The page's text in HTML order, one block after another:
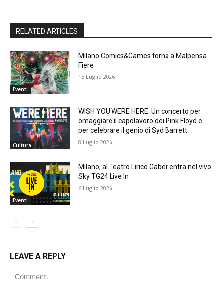
RELATED ARTICLES
Eventi
Milano Comics&Games torna a Malpensa
Fiere
15 Luglio 2026
Cultura
WISH YOU WERE HERE. Un concerto per
omaggiare il capolavoro dei Pink Floyd e
per celebrare il genio di Syd Barrett
8 Luglio 2026
Eventi
Milano, al Teatro Lirico Gaber entra nel vivo
Sky TG24 Live In
6 Luglio 2026
LEAVE A REPLY